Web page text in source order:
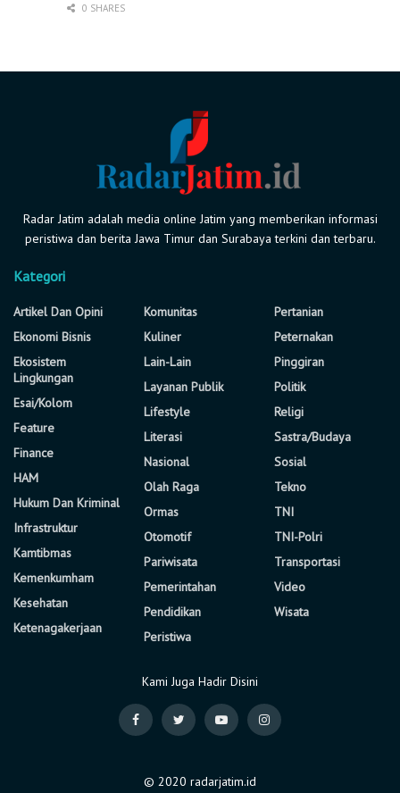
0 SHARES
Radar Jatim adalah media online Jatim yang memberikan informasi
peristiwa dan berita Jawa Timur dan Surabaya terkini dan terbaru.
Kategori
Artikel Dan Opini
Ekonomi Bisnis
Ekosistem
Lingkungan
Esai/Kolom
Feature
Finance
HAM
Hukum Dan Kriminal
Infrastruktur
Kamtibmas
Kemenkumham
Kesehatan
Ketenagakerjaan
Komunitas
Kuliner
Lain-Lain
Layanan Publik
Lifestyle
Literasi
Nasional
Olah Raga
Ormas
Otomotif
Pariwisata
Pemerintahan
Pendidikan
Peristiwa
Pertanian
Peternakan
Pinggiran
Politik
Religi
Sastra/Budaya
Sosial
Tekno
TNI
TNI-Polri
Transportasi
Video
Wisata
Kami Juga Hadir Disini
© 2020 radarjatim.id